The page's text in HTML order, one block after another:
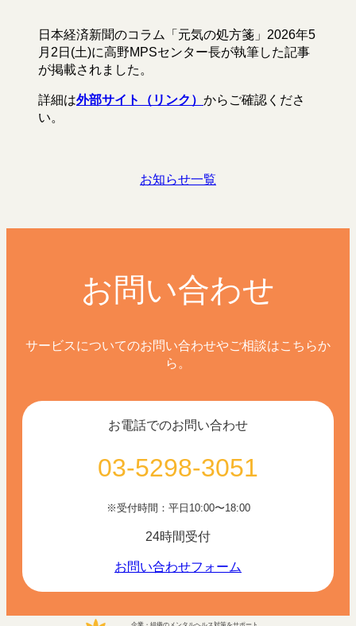
日本経済新聞のコラム「元気の処方箋」2026年5
月2日(土)に高野MPSセンター長が執筆した記事
が掲載されました。
詳細は外部サイト （リンク） からご確認くださ
い。
お知らせ一覧
お問い合わせ
サービスについてのお問い合わせやご相談はこちらか
ら。
お電話でのお問い合わせ
03-5298-3051
※受付時間：平日10:00〜18:00
24時間受付
お問い合わせフォーム